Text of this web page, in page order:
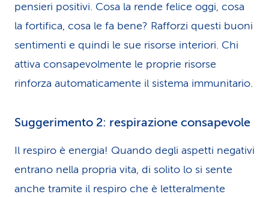
pensieri positivi. Cosa la rende felice oggi, cosa
la fortifica, cosa le fa bene? Rafforzi questi buoni
sentimenti e quindi le sue risorse interiori. Chi
attiva consapevolmente le proprie risorse
rinforza automaticamente il sistema immunitario.
Suggerimento 2: respirazione consapevole
Il respiro è energia! Quando degli aspetti negativi
entrano nella propria vita, di solito lo si sente
anche tramite il respiro che è letteralmente